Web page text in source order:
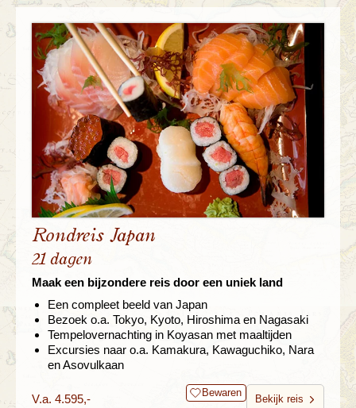
Rondreis Japan
21 dagen
Maak een bijzondere reis door een uniek land
Een compleet beeld van Japan
Bezoek o.a. Tokyo, Kyoto, Hiroshima en Nagasaki
Tempelovernachting in Koyasan met maaltijden
Excursies naar o.a. Kamakura, Kawaguchiko, Nara
en Asovulkaan
V.a. 4.595,- Bewaren
Bekijk reis